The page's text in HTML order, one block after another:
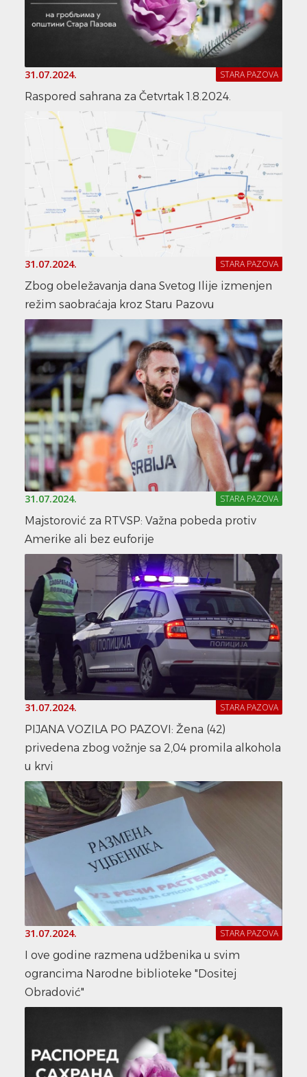
31.07.2024. STARA PAZOVA
Raspored sahrana za Četvrtak 1.8.2024.
31.07.2024. STARA PAZOVA
Zbog obeležavanja dana Svetog Ilije izmenjen
režim saobraćaja kroz Staru Pazovu
31.07.2024. STARA PAZOVA
Majstorović za RTVSP: Važna pobeda protiv
Amerike ali bez euforije
31.07.2024. STARA PAZOVA
PIJANA VOZILA PO PAZOVI: Žena (42)
privedena zbog vožnje sa 2,04 promila alkohola
u krvi
31.07.2024. STARA PAZOVA
I ove godine razmena udžbenika u svim
ograncima Narodne biblioteke "Dositej
Obradović"